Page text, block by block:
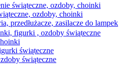
ozdoby, choinki
przedłużacze, zasilacze do lampek
figurki , ozdoby świąteczne
świąteczne
świąteczne